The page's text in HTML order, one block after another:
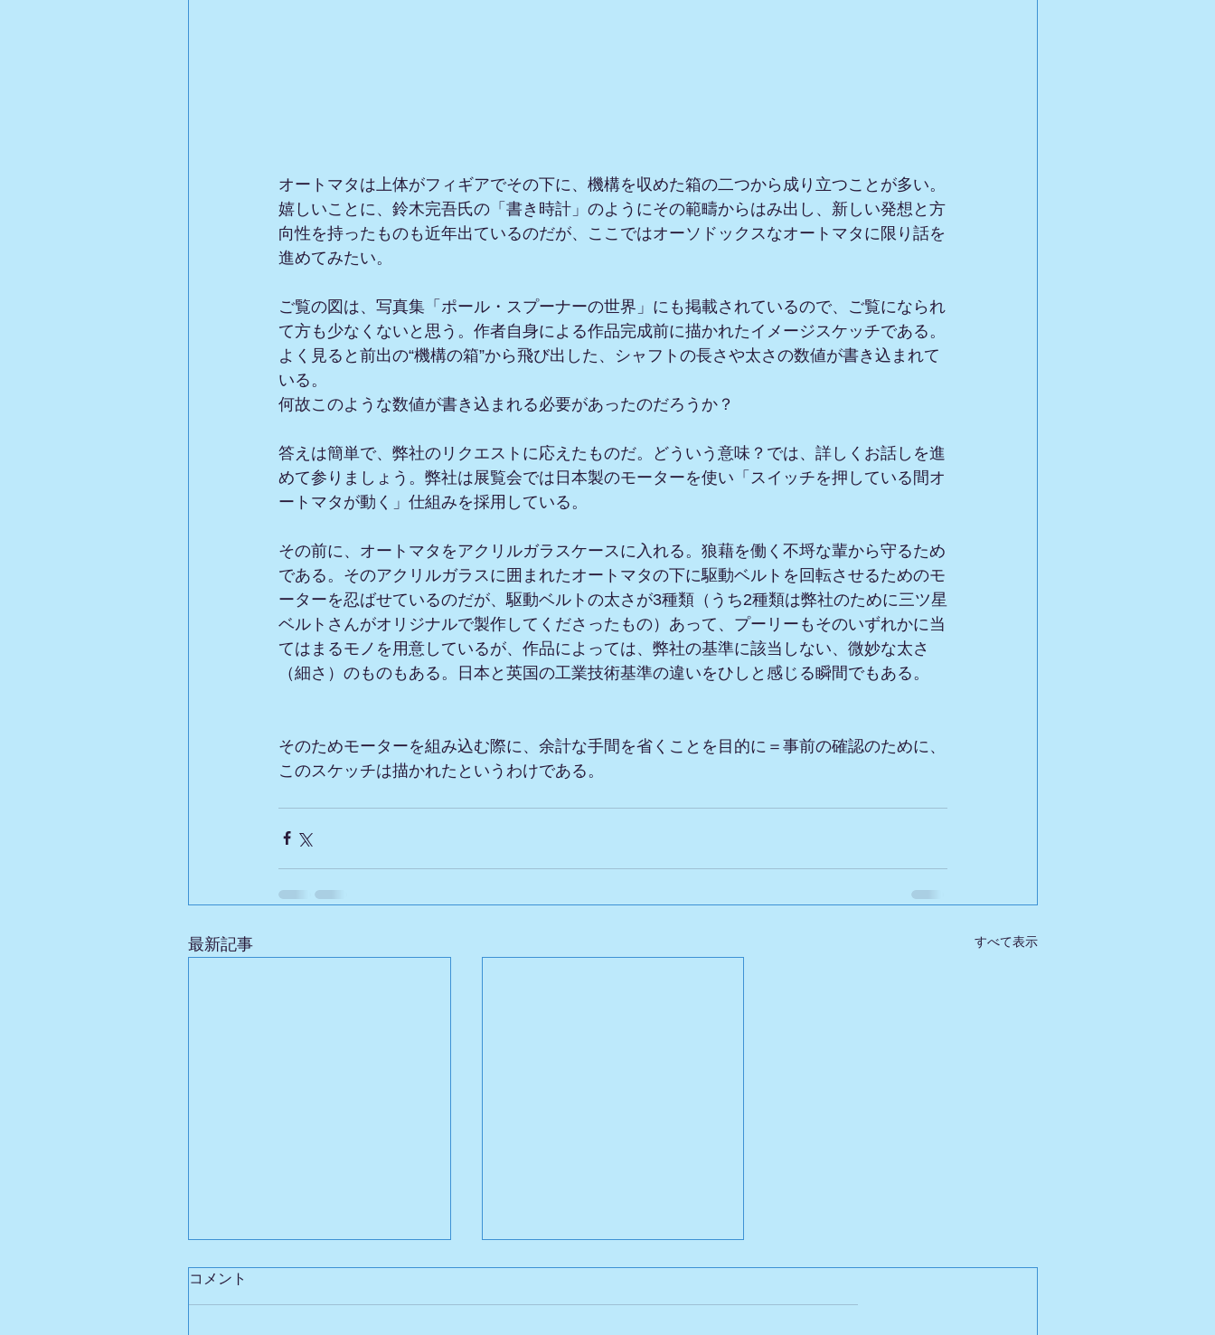
オートマタは上体がフィギアでその下に、機構を収めた箱の二つから成り立つことが多い。
嬉しいことに、鈴木完吾氏の「書き時計」のようにその範疇からはみ出し、新しい発想と方
向性を持ったものも近年出ているのだが、ここではオーソドックスなオートマタに限り話を
進めてみたい。
ご覧の図は、写真集「ポール・スプーナーの世界」にも掲載されているので、ご覧になられ
て方も少なくないと思う。作者自身による作品完成前に描かれたイメージスケッチである。
よく見ると前出の“機構の箱”から飛び出した、シャフトの長さや太さの数値が書き込まれて
いる。
何故このような数値が書き込まれる必要があったのだろうか？
答えは簡単で、弊社のリクエストに応えたものだ。どういう意味？では、詳しくお話しを進
めて参りましょう。弊社は展覧会では日本製のモーターを使い「スイッチを押している間オ
ートマタが動く」仕組みを採用している。
その前に、オートマタをアクリルガラスケースに入れる。狼藉を働く不埒な輩から守るため
である。そのアクリルガラスに囲まれたオートマタの下に駆動ベルトを回転させるためのモ
ーターを忍ばせているのだが、駆動ベルトの太さが3種類（うち2種類は弊社のために三ツ星
ベルトさんがオリジナルで製作してくださったもの）あって、プーリーもそのいずれかに当
てはまるモノを用意しているが、作品によっては、弊社の基準に該当しない、微妙な太さ
（細さ）のものもある。日本と英国の工業技術基準の違いをひしと感じる瞬間でもある。
そのためモーターを組み込む際に、余計な手間を省くことを目的に＝事前の確認のために、
このスケッチは描かれたというわけである。
最新記事 すべて表示
コメント